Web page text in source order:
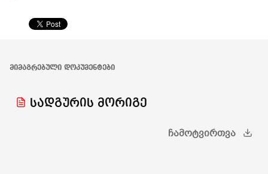
ᲛᲘᲛᲐᲒᲠᲔᲑᲣᲚᲘ ᲓᲝᲙᲣᲛᲔᲜᲢᲔᲑᲘ
სადგურის მორიგე
ᲩᲐᲛᲝᲢᲕᲘᲠᲗᲕᲐ